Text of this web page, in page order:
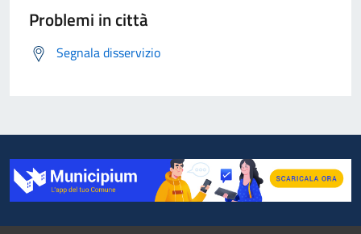
Problemi in città
Segnala disservizio